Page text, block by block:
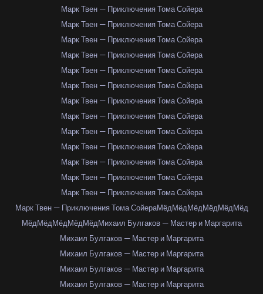
Марк Твен — Приключения Тома Сойера
Марк Твен — Приключения Тома Сойера
Марк Твен — Приключения Тома Сойера
Марк Твен — Приключения Тома Сойера
Марк Твен — Приключения Тома Сойера
Марк Твен — Приключения Тома Сойера
Марк Твен — Приключения Тома Сойера
Марк Твен — Приключения Тома Сойера
Марк Твен — Приключения Тома Сойера
Марк Твен — Приключения Тома Сойера
Марк Твен — Приключения Тома Сойера
Марк Твен — Приключения Тома Сойера
Марк Твен — Приключения Тома Сойера
Марк Твен — Приключения Тома СойераМёдМёдМёдМёдМёдМёд
МёдМёдМёдМёдМёдМихаил Булгаков — Мастер и Маргарита
Михаил Булгаков — Мастер и Маргарита
Михаил Булгаков — Мастер и Маргарита
Михаил Булгаков — Мастер и Маргарита
Михаил Булгаков — Мастер и Маргарита